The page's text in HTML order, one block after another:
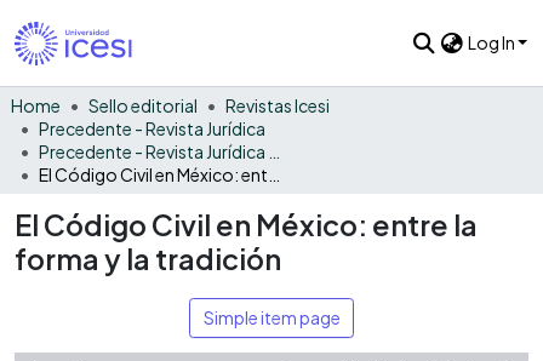
Log In
Home Sello editorial
Revistas Icesi
Precedente - Revista Jurídica
El Código Civil en México: entre la
forma y la tradición
Simple item page